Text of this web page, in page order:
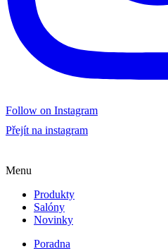
Follow on Instagram
Přejít na instagram
Menu
Produkty
Salóny
Novinky
Poradna